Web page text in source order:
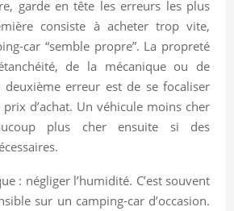
garde en tête les erreurs les plus
consiste à acheter trop vite,
car “semble propre”. La propreté
de la mécanique ou de
deuxième erreur est de se focaliser
d’achat. Un véhicule moins cher
plus cher ensuite si des
: négliger l’humidité. C’est souvent
sur un camping-car d’occasion.